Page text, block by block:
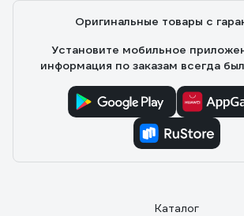
Оригинальные товары с
Установите мобильное
информация по заказам всегда
Каталог